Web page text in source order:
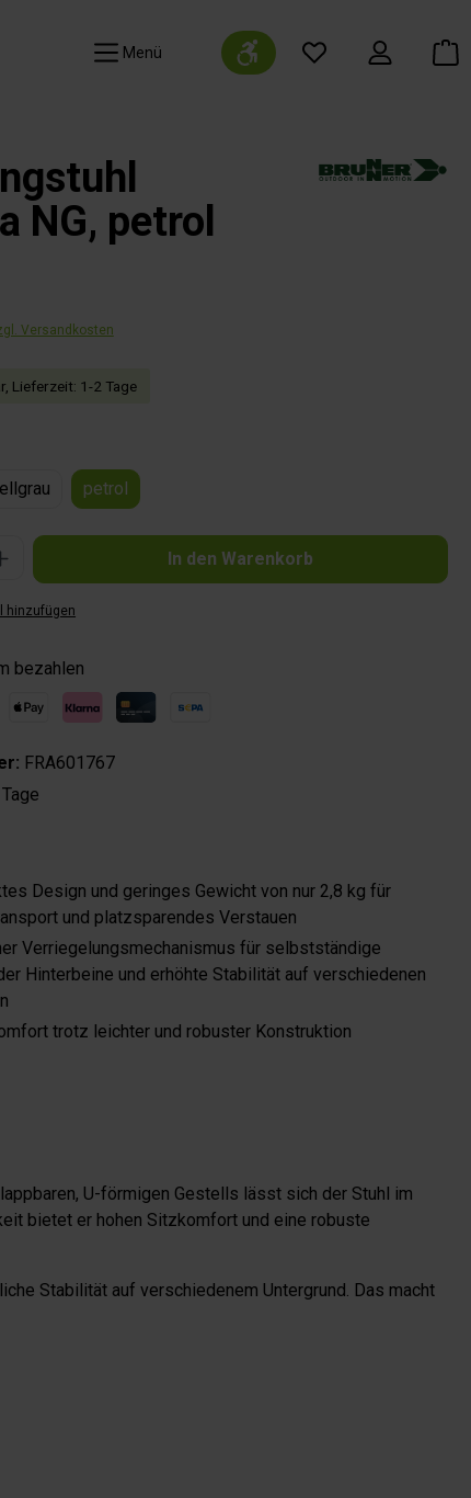
Navigation Werkzeugleiste anzeigen
NG, petrol
Versandkosten
Lieferzeit: 1-2 Tage
petrol
den gewünschten Wert ein oder benutze die Schaltflächen um die Anzahl
In den Warenkorb
hinzufügen
bezahlen
FRA601767
Design und geringes Gewicht von nur 2,8 kg für
und platzsparendes Verstauen
Verriegelungsmechanismus für selbstständige
Hinterbeine und erhöhte Stabilität auf verschiedenen
trotz leichter und robuster Konstruktion
U-förmigen Gestells lässt sich der Stuhl im
bietet er hohen Sitzkomfort und eine robuste
Stabilität auf verschiedenem Untergrund. Das macht